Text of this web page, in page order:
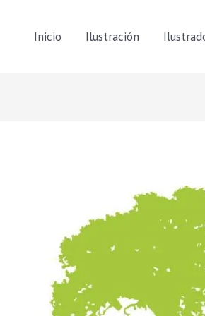
Inicio Ilustración